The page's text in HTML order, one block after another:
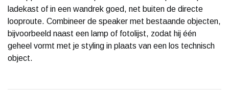
ladekast of in een wandrek goed, net buiten de directe
looproute. Combineer de speaker met bestaande objecten,
bijvoorbeeld naast een lamp of fotolijst, zodat hij één
geheel vormt met je styling in plaats van een los technisch
object.